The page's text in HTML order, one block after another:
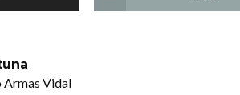
Armas Vidal